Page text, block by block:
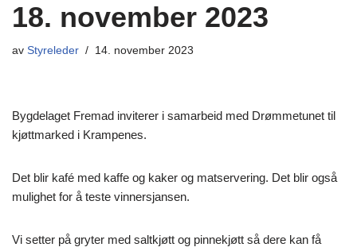
18. november 2023
av Styreleder 14. november 2023
Bygdelaget Fremad inviterer i samarbeid med Drømmetunet til
kjøttmarked i Krampenes.
Det blir kafé med kaffe og kaker og matservering. Det blir også
mulighet for å teste vinnersjansen.
Vi setter på gryter med saltkjøtt og pinnekjøtt så dere kan få